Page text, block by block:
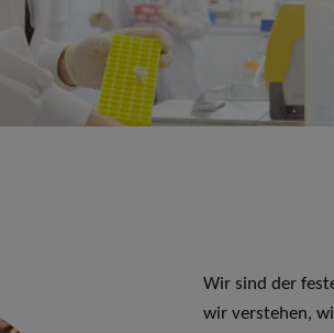
Wir sind der
wir verstehen,